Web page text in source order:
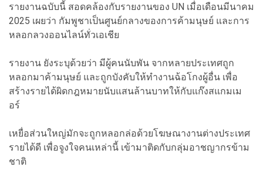
รายงานฉบับนี้ สอดคล้องกับรายงานของ UN เมื่อเดือนมีนาคม
2025 เผยว่า กัมพูชาเป็นศูนย์กลางของการค้ามนุษย์ และการ
หลอกลวงออนไลน์ทั่วเอเชีย
รายงาน ยังระบุด้วยว่า มีผู้คนนับพัน จากหลายประเทศถูก
หลอกมาค้ามนุษย์ และถูกบังคับให้ทำงานฉ้อโกงผู้อื่น เพื่อ
สร้างรายได้ผิดกฎหมายนับแสนล้านบาทให้กับแก๊งสแกมเม
อร์
เหยื่อส่วนใหญ่มักจะถูกหลอกล่อด้วยโฆษณางานต่างประเทศ
รายได้ดี เพื่อจูงใจคนเหล่านี้ เข้ามาติดกับกลุ่มอาชญากรข้าม
ชาติ